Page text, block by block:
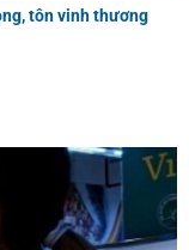
tôn vinh thương